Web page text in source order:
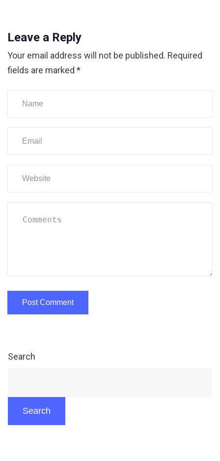
Leave a Reply
Your email address will not be published. Required
fields are marked *
Search
Search